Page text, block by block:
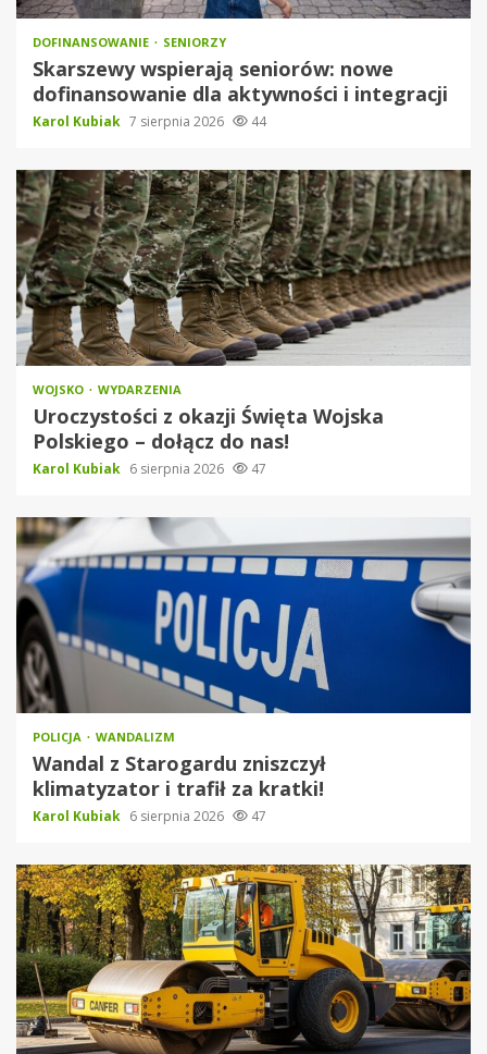
DOFINANSOWANIE SENIORZY
Skarszewy wspierają seniorów: nowe
dofinansowanie dla aktywności i integracji
Karol Kubiak 7 sierpnia 2026 44
WOJSKO WYDARZENIA
Uroczystości z okazji Święta Wojska
Polskiego – dołącz do nas!
Karol Kubiak 6 sierpnia 2026 47
POLICJA WANDALIZM
Wandal z Starogardu zniszczył
klimatyzator i trafił za kratki!
Karol Kubiak 6 sierpnia 2026 47